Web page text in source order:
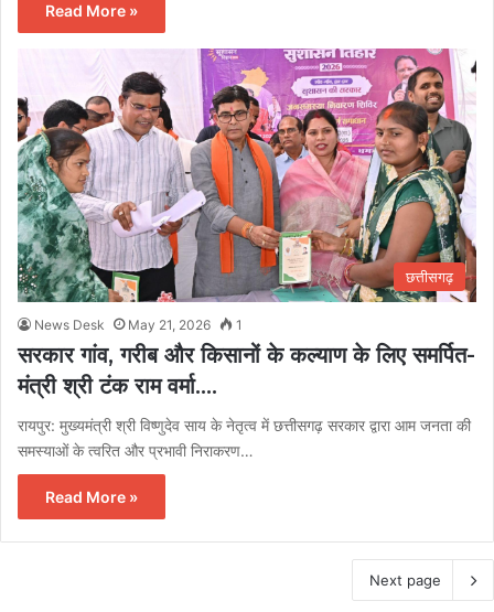
Read More »
छत्तीसगढ़
News Desk May 21, 2026 1
सरकार गांव, गरीब और किसानों के कल्याण के लिए समर्पित-
मंत्री श्री टंक राम वर्मा….
रायपुर: मुख्यमंत्री श्री विष्णुदेव साय के नेतृत्व में छत्तीसगढ़ सरकार द्वारा आम जनता की
समस्याओं के त्वरित और प्रभावी निराकरण…
Read More »
Next page